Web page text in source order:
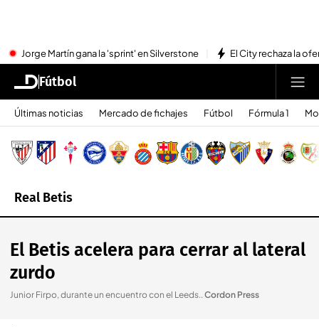
Jorge Martín gana la 'sprint' en Silverstone El City rechaza la
Fútbol
Últimas noticias Mercado de fichajes Fútbol Fórmula 1
Real Betis
El Betis acelera para cerrar al lateral
zurdo
Junior Firpo, durante un encuentro con el Leeds..Cordon Press